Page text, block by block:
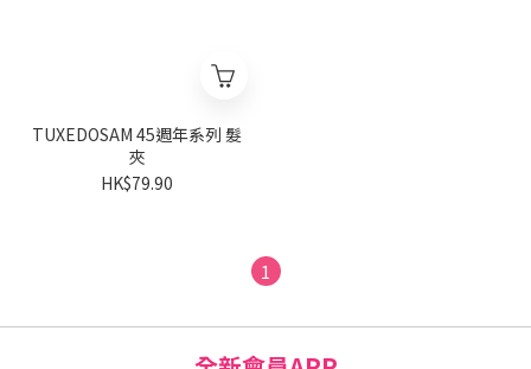
TUXEDOSAM 45週年系列 髮
夾
HK$79.90
1